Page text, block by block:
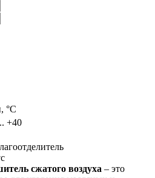
°С
+40
сжатого воздуха – это